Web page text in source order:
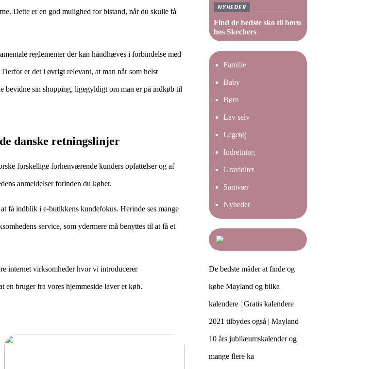
Dette er en god mulighed for bistand, når du skulle få
reglementer der kan håndhæves i forbindelse med
er det i øvrigt relevant, at man når som helst
bevidne sin shopping, ligegyldigt om man er på indkøb til
danske retningslinjer
forskellige forhenværende kunders opfattelser og af
anmeldelser forinden du køber.
få indblik i e-butikkens kundefokus. Herinde ses mange
service, som ydermere må benyttes til at få et
internet virksomheder hvor vi introducerer
bruger fra vores hjemmeside laver et køb.
NYHEDER
Find de bedste sko til børn
hos Skechers
Familie
Baby
Børn
Lav selv
Legetøj
Indretning
Graviditet
Samvær
Nyheder
De bedste måder at finde og
købe Mayland og bilka
kalendere | Gratis kalendere
2021 tilbydes også | Mayland
10 års jubilæumskalender og
mange flere ka